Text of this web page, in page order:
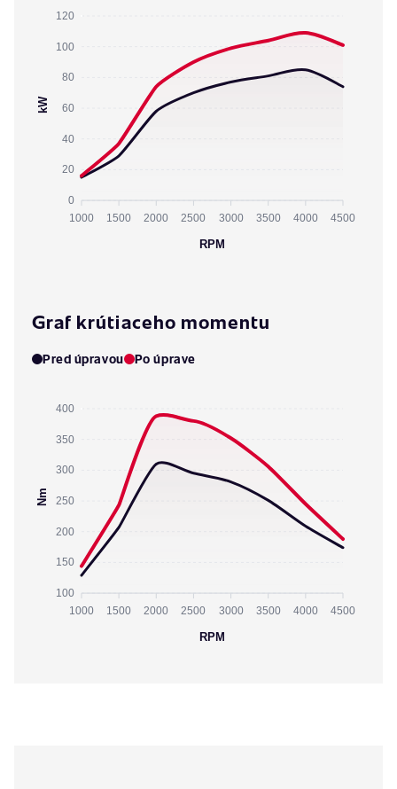
120
100
80
60
40
20
0
kW
1000 1500 2000 2500 3000 3500 4000 4500
RPM
Graf krútiaceho momentu
Pred úpravou Po úprave
400
350
300
250
200
150
100
Nm
1000 1500 2000 2500 3000 3500 4000 4500
RPM